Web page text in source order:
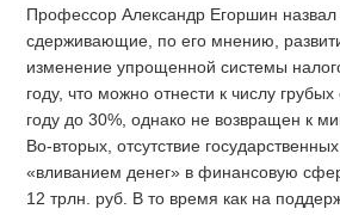
Профессор Александр Егоршин
сдерживающие, по его мнению,
изменение упрощенной системы
году, что можно отнести к числу
году до 30%, однако не возвращен к
Во-вторых, отсутствие
«вливанием денег» в финансовую
12 трлн. руб. В то время как на